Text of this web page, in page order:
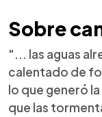
Sobre
"... las aguas
calentado de
lo que generó
que las